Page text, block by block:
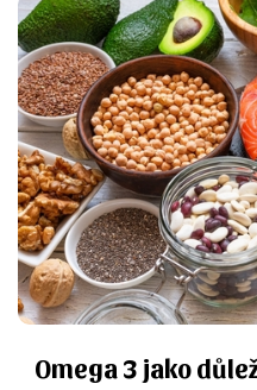
Omega 3 jako